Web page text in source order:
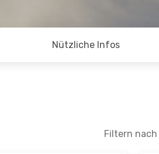
Nützliche Infos
Filtern nach